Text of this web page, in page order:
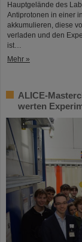
Hauptgelände des
Antiprotonen in einer
akkumulieren, diese
verladen und den
ist…
Mehr »
ALICE-
werten